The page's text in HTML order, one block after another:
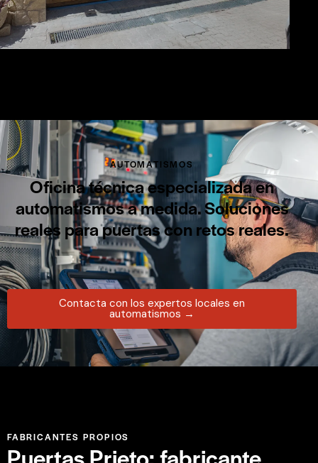
AUTOMATISMOS
Oficina técnica especializada en
automatismos a medida. Soluciones
reales para puertas con retos reales.
Contacta con los expertos locales en
automatismos →
FABRICANTES PROPIOS